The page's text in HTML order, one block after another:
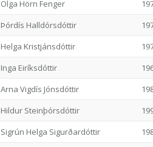
Olga Hörn Fenger
Þórdís Halldórsdóttir
Helga Kristjánsdóttir
Inga Eiríksdóttir
Arna Vigdís Jónsdóttir
Hildur Steinþórsdóttir
Sigrún Helga Sigurðardóttir